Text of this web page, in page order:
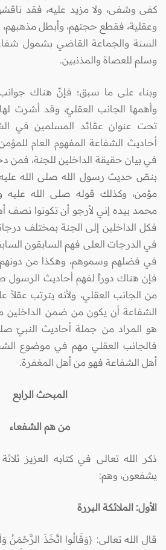
كفى وشفى، ولا مزيد عليه، فقد
وعقلية، فقطع حجتهم، وأبطل
السنة والجماعة القاضي بشمول
وسلم للعصاة والمذنبين.
وبناء على ما سبق؛ فإنّ هناك
وأهمها الجانب العقليّ، وقد أشرت
تحت عنوان عقائد المسلمين في
أحاديث الشفاعة المفهوم العام
في بيان حقيقة الداخلين للجنة، فمن
بنصّ حديث رسول الله صلى الله عليه
مؤمن، وكذلك قوله صلى الله
محمد بيده إني لأرجو أن تكونوا نصف
فكل الداخلين إلى الجنة بمختلف
في الدرجات العلى فهم السابقون
في فضلهم وسموهم، وهكذا من دونهم
فإن هناك دوراً لفهم أحاديث الرسول
من الجانب العقلي، ولأنه يترتب
الشفاعة أن يكون من ضمن الداخلين
هو المراد من جملة أحاديث النبيّ
فالجانب العقلي مهم في موضوع
أهل الشفاعة فهو من أهل المغفرة.
المبحث الرابع
من هم الشفعاء
ذكر الله تعالى في كتابه العزيز
يشفعون، وهم:
الأول: الملائكة البررة
قال الله تعالى: {وَقَالُوا اتَّخَذَ الرَّحْمَنُ